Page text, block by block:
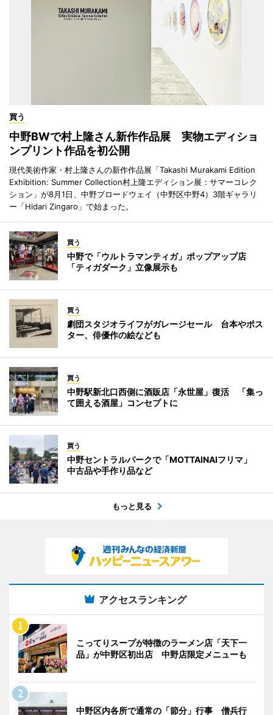
買う
中野BWで村上隆さん新作作品展 実物エディショ
ンプリント作品を初公開
現代美術作家・村上隆さんの新作作品展「Takashi Murakami Edition
Exhibition: Summer Collection村上隆エディション展：サマーコレク
ション」が8月1日、中野ブロードウェイ（中野区中野4）3階ギャラリ
ー「Hidari Zingaro」で始まった。
買う
中野で「ウルトラマンティガ」ポップアップ店
「ティガダーク」立像展示も
買う
劇団スタジオライフがガレージセール 台本やポス
ター、俳優作の絵なども
買う
中野駅新北口西側に酒販店「永世屋」復活 「集っ
て囲える酒屋」コンセプトに
買う
中野セントラルパークで「MOTTAINAIフリマ」
中古品や手作り品など
もっと見る
アクセスランキング
こってりスープが特徴のラーメン店「天下一
品」が中野区初出店 中野店限定メニューも
中野区内各所で通常の「節分」行事 僧兵行